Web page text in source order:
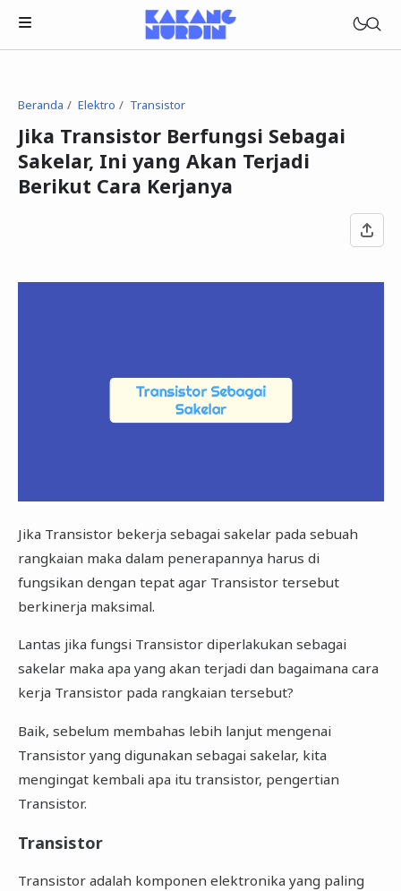
Beranda Elektro Transistor
Jika Transistor Berfungsi Sebagai
Sakelar, Ini yang Akan Terjadi
Berikut Cara Kerjanya
Jika Transistor bekerja sebagai sakelar pada sebuah
rangkaian maka dalam penerapannya harus di
fungsikan dengan tepat agar Transistor tersebut
berkinerja maksimal.
Lantas jika fungsi Transistor diperlakukan sebagai
sakelar maka apa yang akan terjadi dan bagaimana cara
kerja Transistor pada rangkaian tersebut?
Baik, sebelum membahas lebih lanjut mengenai
Transistor yang digunakan sebagai sakelar, kita
mengingat kembali apa itu transistor, pengertian
Transistor.
Transistor
Transistor adalah komponen elektronika yang paling